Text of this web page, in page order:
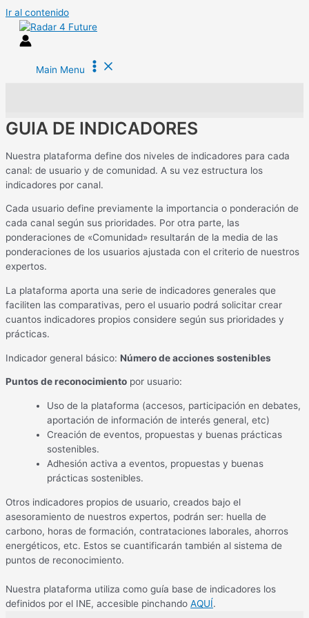
Ir al contenido
Main Menu
GUIA DE INDICADORES
Nuestra plataforma define dos niveles de indicadores para cada
canal: de usuario y de comunidad. A su vez estructura los
indicadores por canal.
Cada usuario define previamente la importancia o ponderación de
cada canal según sus prioridades. Por otra parte, las
ponderaciones de «Comunidad» resultarán de la media de las
ponderaciones de los usuarios ajustada con el criterio de nuestros
expertos.
La plataforma aporta una serie de indicadores generales que
faciliten las comparativas, pero el usuario podrá solicitar crear
cuantos indicadores propios considere según sus prioridades y
prácticas.
Indicador general básico: Número de acciones sostenibles
Puntos de reconocimiento por usuario:
Uso de la plataforma (accesos, participación en debates,
aportación de información de interés general, etc)
Creación de eventos, propuestas y buenas prácticas
sostenibles.
Adhesión activa a eventos, propuestas y buenas
prácticas sostenibles.
Otros indicadores propios de usuario, creados bajo el
asesoramiento de nuestros expertos, podrán ser: huella de
carbono, horas de formación, contrataciones laborales, ahorros
energéticos, etc. Estos se cuantificarán también al sistema de
puntos de reconocimiento.
Nuestra plataforma utiliza como guía base de indicadores los
definidos por el INE, accesible pinchando AQUÍ.